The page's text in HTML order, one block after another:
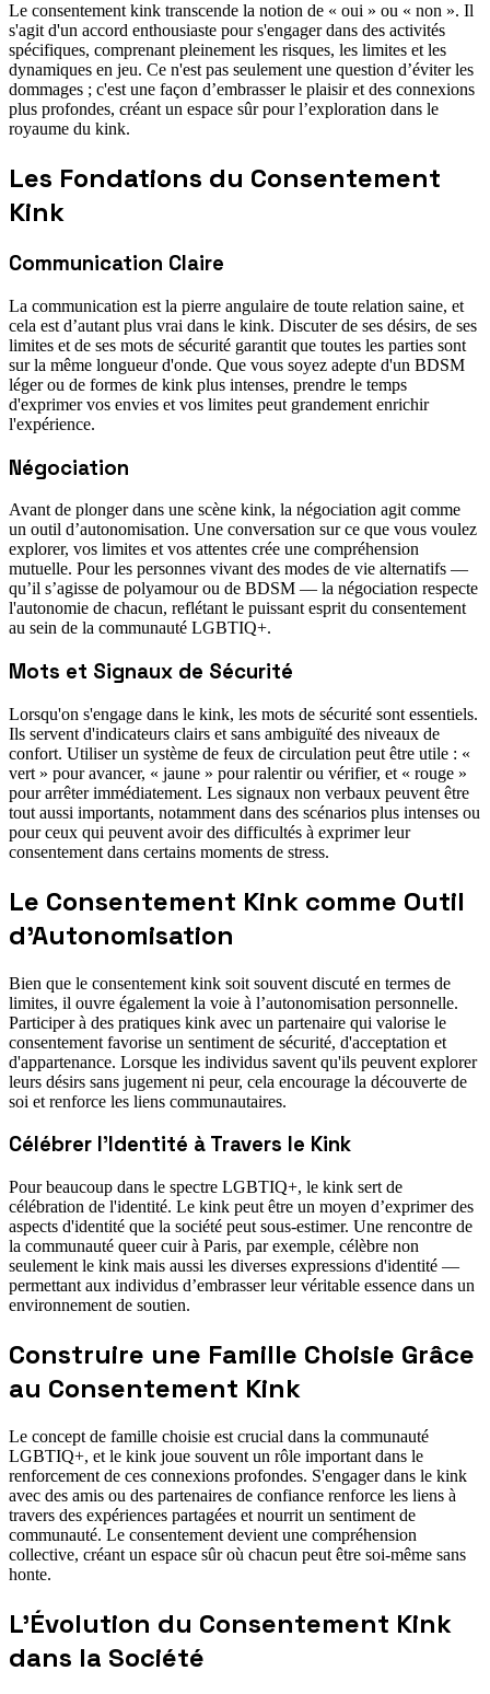
Le consentement kink transcende la notion de « oui » ou « non ». Il
s'agit d'un accord enthousiaste pour s'engager dans des activités
spécifiques, comprenant pleinement les risques, les limites et les
dynamiques en jeu. Ce n'est pas seulement une question d’éviter les
dommages ; c'est une façon d’embrasser le plaisir et des connexions
plus profondes, créant un espace sûr pour l’exploration dans le
royaume du kink.
Les Fondations du Consentement
Kink
Communication Claire
La communication est la pierre angulaire de toute relation saine, et
cela est d’autant plus vrai dans le kink. Discuter de ses désirs, de ses
limites et de ses mots de sécurité garantit que toutes les parties sont
sur la même longueur d'onde. Que vous soyez adepte d'un BDSM
léger ou de formes de kink plus intenses, prendre le temps
d'exprimer vos envies et vos limites peut grandement enrichir
l'expérience.
Négociation
Avant de plonger dans une scène kink, la négociation agit comme
un outil d’autonomisation. Une conversation sur ce que vous voulez
explorer, vos limites et vos attentes crée une compréhension
mutuelle. Pour les personnes vivant des modes de vie alternatifs —
qu’il s’agisse de polyamour ou de BDSM — la négociation respecte
l'autonomie de chacun, reflétant le puissant esprit du consentement
au sein de la communauté LGBTIQ+.
Mots et Signaux de Sécurité
Lorsqu'on s'engage dans le kink, les mots de sécurité sont essentiels.
Ils servent d'indicateurs clairs et sans ambiguïté des niveaux de
confort. Utiliser un système de feux de circulation peut être utile : «
vert » pour avancer, « jaune » pour ralentir ou vérifier, et « rouge »
pour arrêter immédiatement. Les signaux non verbaux peuvent être
tout aussi importants, notamment dans des scénarios plus intenses ou
pour ceux qui peuvent avoir des difficultés à exprimer leur
consentement dans certains moments de stress.
Le Consentement Kink comme Outil
d'Autonomisation
Bien que le consentement kink soit souvent discuté en termes de
limites, il ouvre également la voie à l’autonomisation personnelle.
Participer à des pratiques kink avec un partenaire qui valorise le
consentement favorise un sentiment de sécurité, d'acceptation et
d'appartenance. Lorsque les individus savent qu'ils peuvent explorer
leurs désirs sans jugement ni peur, cela encourage la découverte de
soi et renforce les liens communautaires.
Célébrer l'Identité à Travers le Kink
Pour beaucoup dans le spectre LGBTIQ+, le kink sert de
célébration de l'identité. Le kink peut être un moyen d’exprimer des
aspects d'identité que la société peut sous-estimer. Une rencontre de
la communauté queer cuir à Paris, par exemple, célèbre non
seulement le kink mais aussi les diverses expressions d'identité —
permettant aux individus d’embrasser leur véritable essence dans un
environnement de soutien.
Construire une Famille Choisie Grâce
au Consentement Kink
Le concept de famille choisie est crucial dans la communauté
LGBTIQ+, et le kink joue souvent un rôle important dans le
renforcement de ces connexions profondes. S'engager dans le kink
avec des amis ou des partenaires de confiance renforce les liens à
travers des expériences partagées et nourrit un sentiment de
communauté. Le consentement devient une compréhension
collective, créant un espace sûr où chacun peut être soi-même sans
honte.
L'Évolution du Consentement Kink
dans la Société